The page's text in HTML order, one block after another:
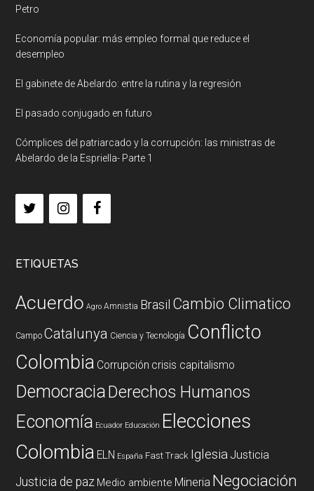
Petro
Economía popular: más empleo formal que reduce el
desempleo
El gabinete de Abelardo: entre la rutina y la regresión
El pasado conjugado en futuro
Cómplices del patriarcado y la corrupción: las ministras de
Abelardo de la Espriella- Parte 1
ETIQUETAS
Acuerdo Agro Amnistia Brasil Cambio Climatico
Campo Catalunya Ciencia y Tecnología Conflicto
Colombia Corrupción crisis capitalismo
DemocraciaDerechos Humanos
Economía Ecuador Educación Elecciones
Colombia ELN España Fast Track Iglesia Justicia
Justicia de paz Medio ambiente Mineria Negociación